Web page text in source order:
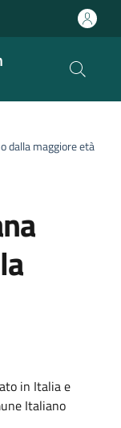
dalla maggiore età
in Italia e
Italiano